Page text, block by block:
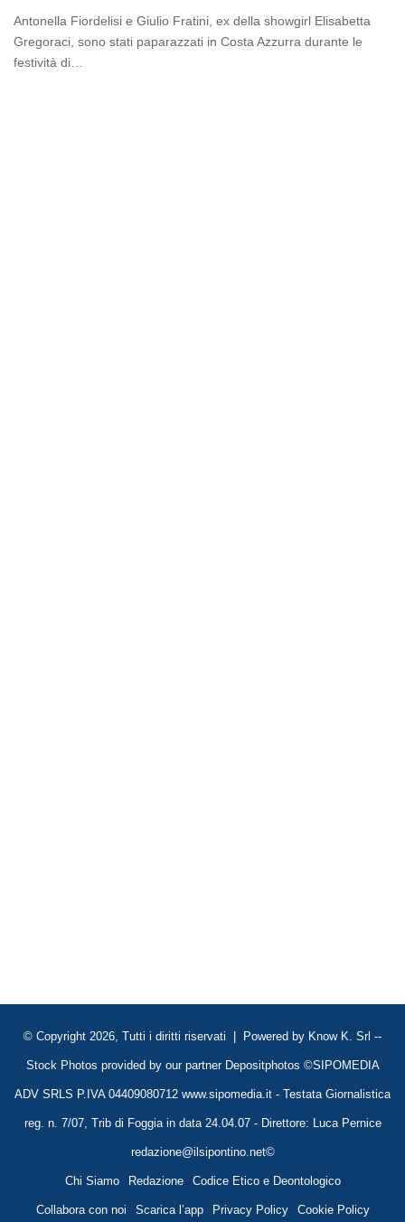
Antonella Fiordelisi e Giulio Fratini, ex della showgirl Elisabetta
Gregoraci, sono stati paparazzati in Costa Azzurra durante le
festività di…
© Copyright 2026, Tutti i diritti riservati | Powered by Know K. Srl --
Stock Photos provided by our partner Depositphotos ©SIPOMEDIA
ADV SRLS P.IVA 04409080712 www.sipomedia.it - Testata Giornalistica
reg. n. 7/07, Trib di Foggia in data 24.04.07 - Direttore: Luca Pernice
redazione@ilsipontino.net©
Chi Siamo Redazione Codice Etico e Deontologico
Collabora con noi Scarica l’app Privacy Policy Cookie Policy